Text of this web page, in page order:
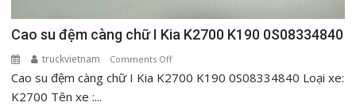
Cao su đệm càng chữ I Kia K2700 K190 0S08334840
truckvietnam Comments Offon
Cao
Cao su đệm càng chữ I Kia K2700 K190 0S08334840 Loại xe:
K2700 Tên xe :...